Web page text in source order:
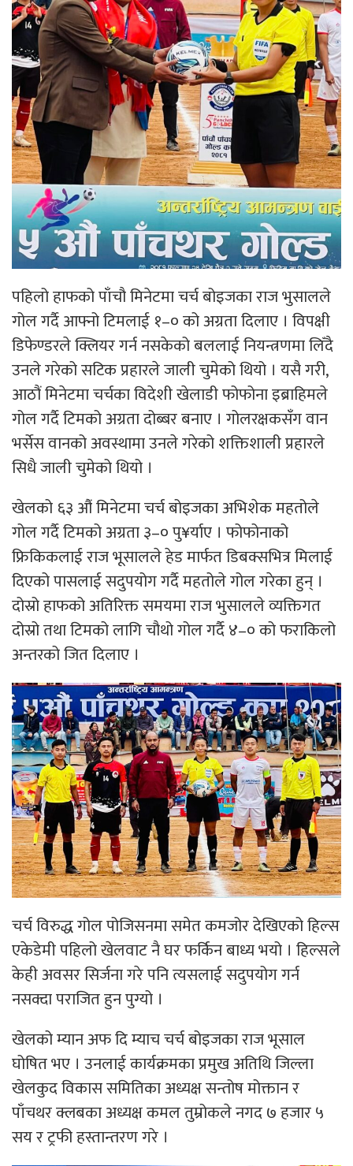
पहिलो हाफको पाँचौ मिनेटमा चर्च बोइजका राज भुसालले
गोल गर्दै आफ्नो टिमलाई १–० को अग्रता दिलाए । विपक्षी
डिफेण्डरले क्लियर गर्न नसकेको बललाई नियन्त्रणमा लिँदै
उनले गरेको सटिक प्रहारले जाली चुमेको थियो । यसै गरी,
आठौं मिनेटमा चर्चका विदेशी खेलाडी फोफोना इब्राहिमले
गोल गर्दै टिमको अग्रता दोब्बर बनाए । गोलरक्षकसँग वान
भर्सेस वानको अवस्थामा उनले गरेको शक्तिशाली प्रहारले
सिधै जाली चुमेको थियो ।
खेलको ६३ औं मिनेटमा चर्च बोइजका अभिशेक महतोले
गोल गर्दै टिमको अग्रता ३–० पु¥र्याए । फोफोनाको
फ्रिकिकलाई राज भूसालले हेड मार्फत डिबक्सभित्र मिलाई
दिएको पासलाई सदुपयोग गर्दै महतोले गोल गरेका हुन् ।
दोस्रो हाफको अतिरिक्त समयमा राज भुसालले व्यक्तिगत
दोस्रो तथा टिमको लागि चौथो गोल गर्दै ४–० को फराकिलो
अन्तरको जित दिलाए ।
चर्च विरुद्ध गोल पोजिसनमा समेत कमजोर देखिएको हिल्स
एकेडेमी पहिलो खेलवाट नै घर फर्किन बाध्य भयो । हिल्सले
केही अवसर सिर्जना गरे पनि त्यसलाई सदुपयोग गर्न
नसक्दा पराजित हुन पुग्यो ।
खेलको म्यान अफ दि म्याच चर्च बोइजका राज भूसाल
घोषित भए । उनलाई कार्यक्रमका प्रमुख अतिथि जिल्ला
खेलकुद विकास समितिका अध्यक्ष सन्तोष मोक्तान र
पाँचथर क्लबका अध्यक्ष कमल तुम्रोकले नगद ७ हजार ५
सय र ट्रफी हस्तान्तरण गरे ।